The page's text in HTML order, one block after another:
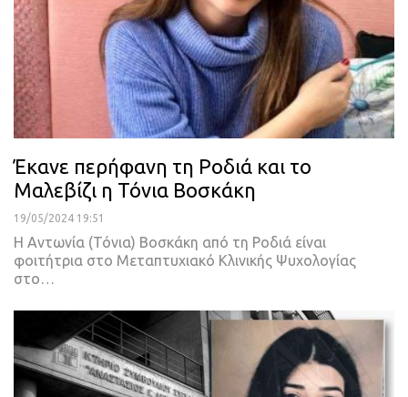
Έκανε περήφανη τη Ροδιά και το
Μαλεβίζι η Τόνια Βοσκάκη
19/05/2024 19:51
Η Αντωνία (Τόνια) Βοσκάκη από τη Ροδιά είναι
φοιτήτρια στο Μεταπτυχιακό Κλινικής Ψυχολογίας
στο…